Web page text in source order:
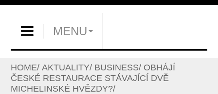
MENU
HOME AKTUALITY BUSINESS OBHÁJÍ
ČESKÉ RESTAURACE STÁVAJÍCÍ DVĚ
MICHELINSKÉ HVĚZDY?